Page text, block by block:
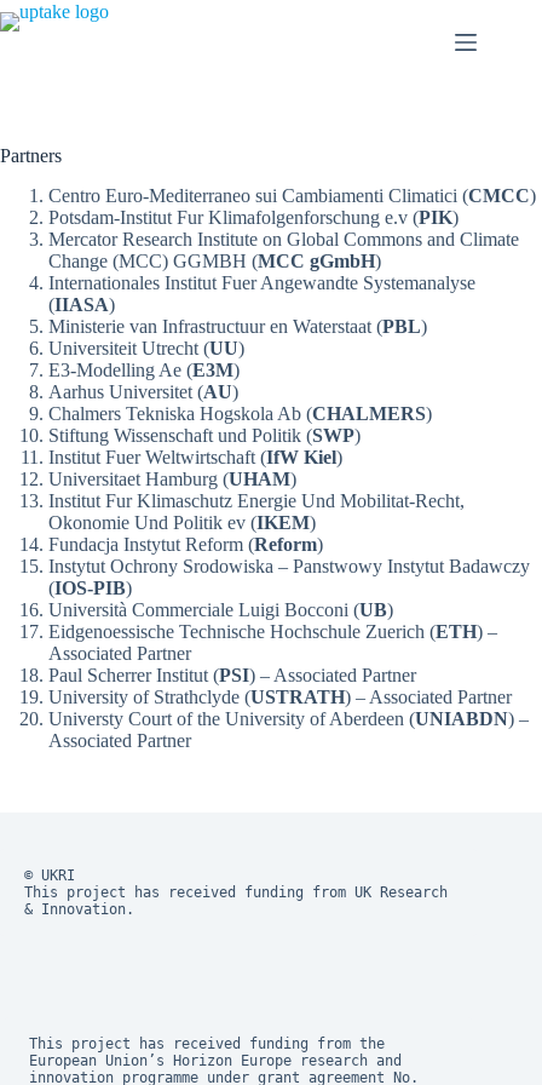
Skip
to
Partners
Centro Euro-Mediterraneo sui Cambiamenti Climatici (CMCC)
Potsdam-Institut Fur Klimafolgenforschung e.v (PIK)
Mercator Research Institute on Global Commons and Climate
Change (MCC) GGMBH (MCC gGmbH)
Internationales Institut Fuer Angewandte Systemanalyse
(IIASA)
Ministerie van Infrastructuur en Waterstaat (PBL)
Universiteit Utrecht (UU)
E3-Modelling Ae (E3M)
Aarhus Universitet (AU)
Chalmers Tekniska Hogskola Ab (CHALMERS)
Stiftung Wissenschaft und Politik (SWP)
Institut Fuer Weltwirtschaft (IfW Kiel)
Universitaet Hamburg (UHAM)
Institut Fur Klimaschutz Energie Und Mobilitat-Recht,
Okonomie Und Politik ev (IKEM)
Fundacja Instytut Reform (Reform)
Instytut Ochrony Srodowiska – Panstwowy Instytut Badawczy
(IOS-PIB)
Università Commerciale Luigi Bocconi (UB)
Eidgenoessische Technische Hochschule Zuerich (ETH) –
Associated Partner
Paul Scherrer Institut (PSI) – Associated Partner
University of Strathclyde (USTRATH) – Associated Partner
Universty Court of the University of Aberdeen (UNIABDN) –
Associated Partner
© UKRI
This project has received funding from UK Research
& Innovation.
This project has received funding from the
European Union’s Horizon Europe research and
innovation programme under grant agreement No.